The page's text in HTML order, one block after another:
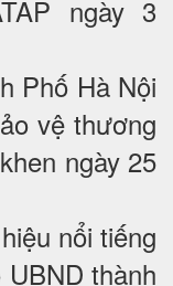
ngày 3
Phố Hà Nội
vệ thương
ngày 25
nổi tiếng
thành